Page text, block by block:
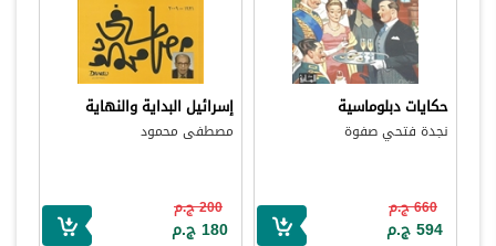
حكايات دبلوماسية
نجدة فتحي صفوة
660 ج.م
594 ج.م
إسرائيل البداية والنهاية
مصطفى محمود
200 ج.م
180 ج.م